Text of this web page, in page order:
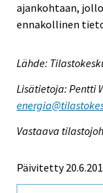
ajankohtaan,
ennakollinen
Lähde:
Lisätietoja: Pentti
Vastaava
Päivitetty